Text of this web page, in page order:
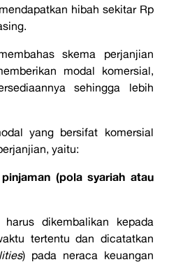
hibah sekitar Rp
skema perjanjian
modal komersial,
sehingga lebih
yang bersifat komersial
yaitu:
(pola syariah atau
dikembalikan kepada
tertentu dan dicatatkan
) pada neraca keuangan